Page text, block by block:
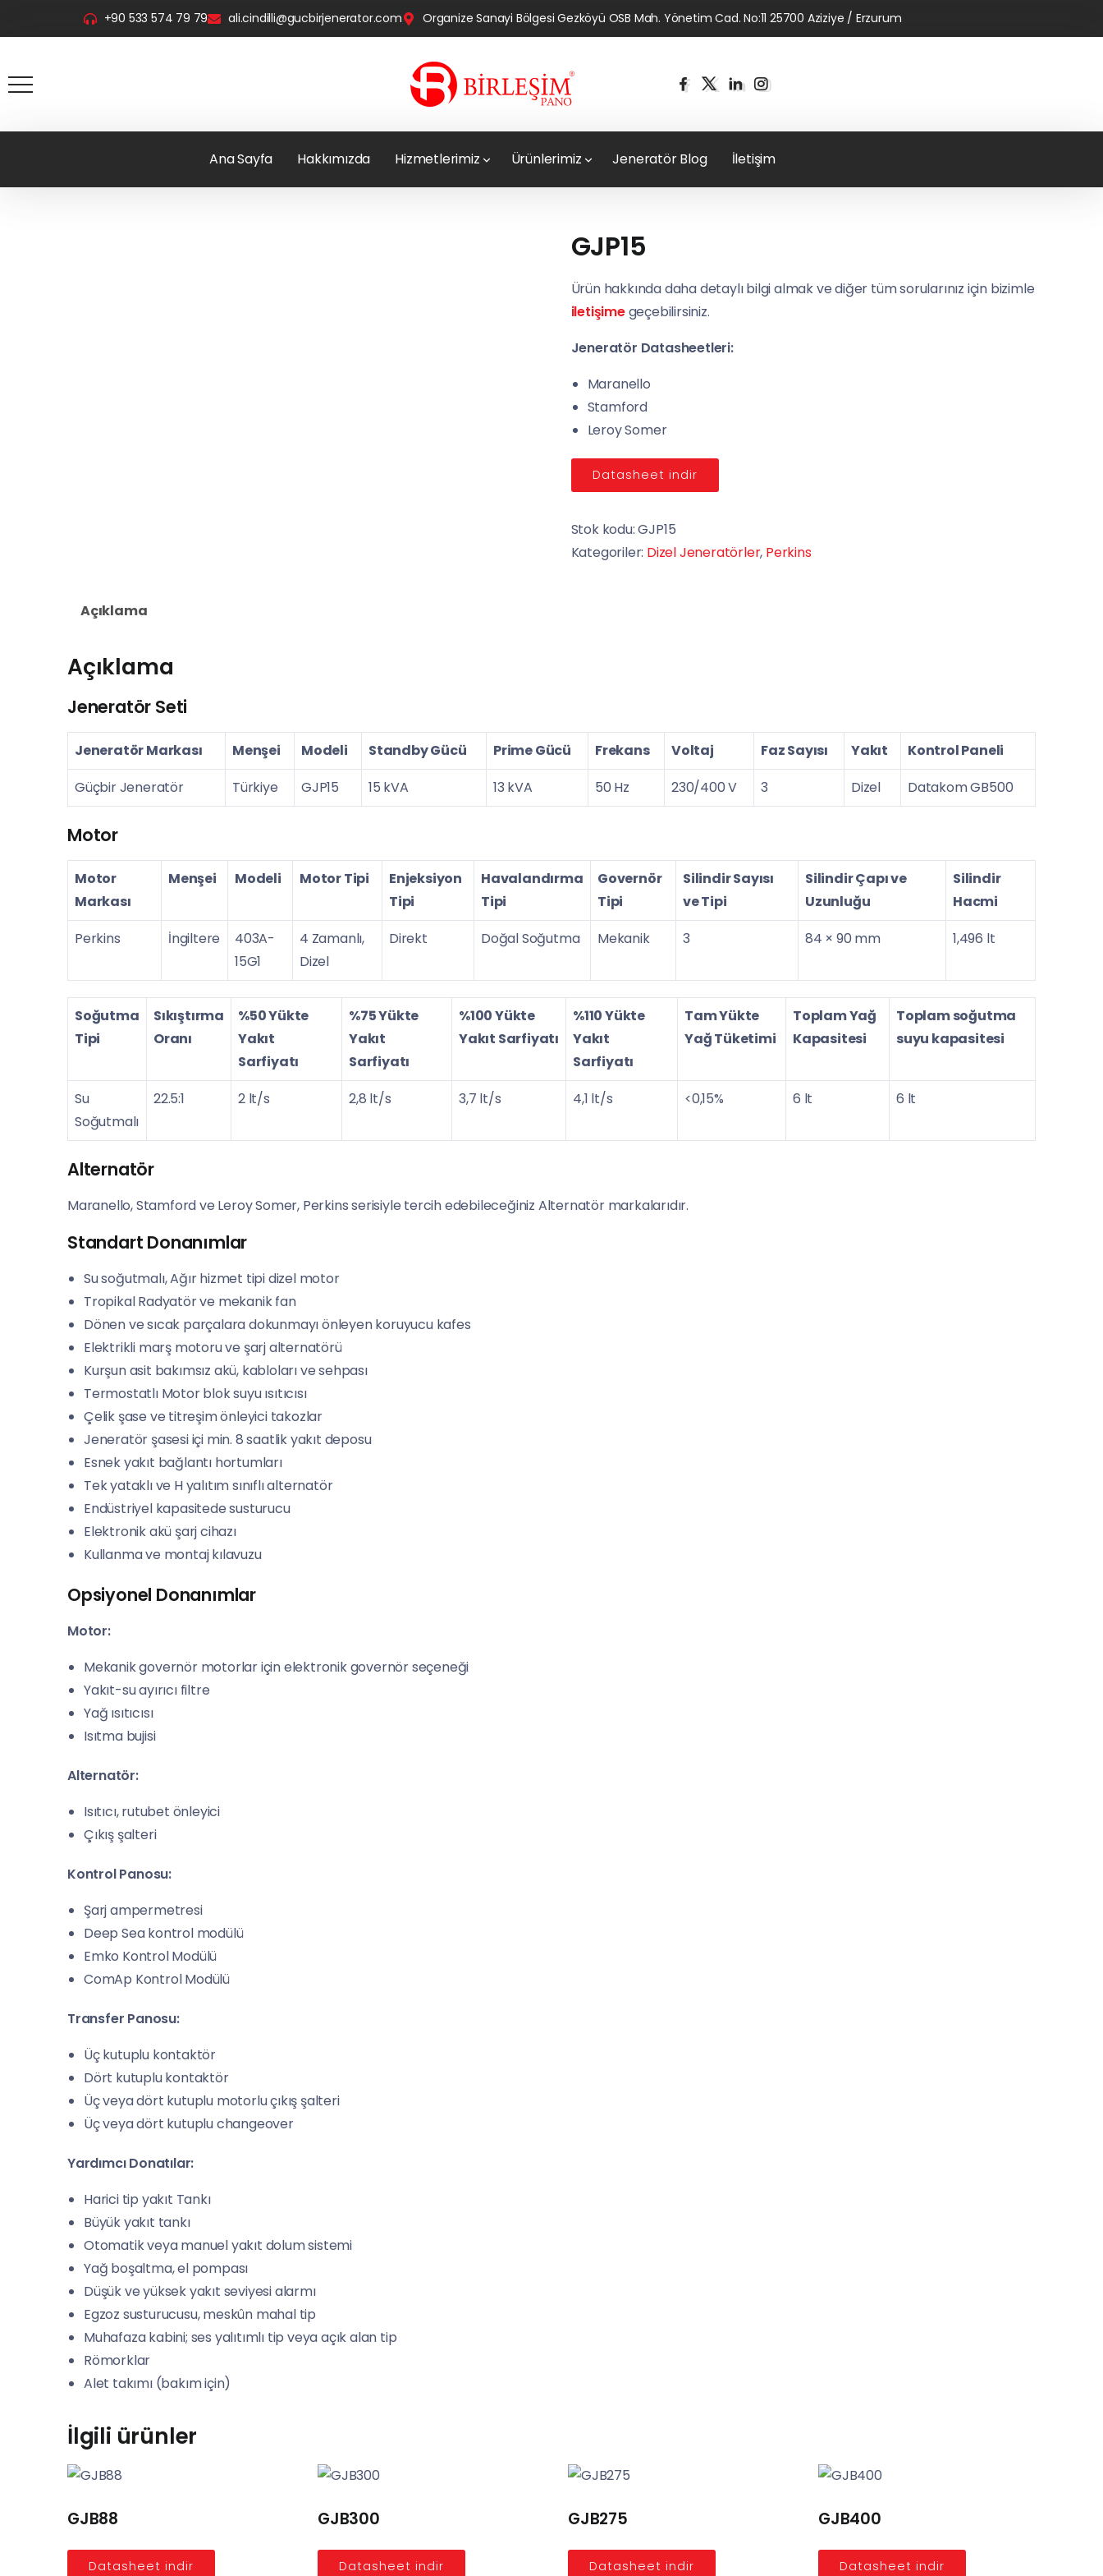
+90 533 574 79 79 ali.cindilli@gucbirjenerator.com Organize Sanayi Bölgesi Gezköyü OSB Mah. Yönetim Cad. No:11 25700 Aziziye / Erzurum
Ana Sayfa Hakkımızda Hizmetlerimiz Ürünlerimiz Jeneratör Blog İletişim
GJP15
Ürün hakkında daha detaylı bilgi almak ve diğer tüm sorularınız için bizimle
iletişimegeçebilirsiniz.
Jeneratör Datasheetleri:
Maranello
Stamford
Leroy Somer
Datasheet indir
Stok kodu:GJP15
Kategoriler: Dizel Jeneratörler, Perkins
Açıklama
Açıklama
Jeneratör Seti
Jeneratör Markası Menşei Modeli Standby Gücü Prime Gücü Frekans Voltaj Faz Sayısı Yakıt
Kontrol Paneli
Güçbir Jeneratör
Türkiye GJP15 15 kVA 13 kVA 50 Hz 230/400 V 3 Dizel Datakom GB500
Motor
Motor
Markası
Menşei Modeli Motor Tipi
Enjeksiyon
Tipi
Havalandırma
Tipi
Governör
Tipi
Silindir Sayısı
ve Tipi
Silindir Çapı ve
Uzunluğu
Silindir
Hacmi
Perkins
İngiltere
403A-
15G1
4 Zamanlı,
Dizel
Direkt Doğal Soğutma Mekanik 3 84 × 90 mm 1,496 lt
Soğutma
Tipi
Sıkıştırma
Oranı
%50 Yükte
Yakıt
Sarfiyatı
%75 Yükte
Yakıt
Sarfiyatı
%100 Yükte
Yakıt Sarfiyatı
%110 Yükte
Yakıt
Sarfiyatı
Tam Yükte
Yağ Tüketimi
Toplam Yağ
Kapasitesi
Toplam soğutma
suyu kapasitesi
Su
Soğutmalı
22.5:1 2 lt/s 2,8 lt/s 3,7 lt/s 4,1 lt/s <0,15% 6 lt 6 lt
Alternatör
Maranello, Stamford ve Leroy Somer, Perkins serisiyle tercih edebileceğiniz Alternatör markalarıdır.
Standart Donanımlar
Su soğutmalı, Ağır hizmet tipi dizel motor
Tropikal Radyatör ve mekanik fan
Dönen ve sıcak parçalara dokunmayı önleyen koruyucu kafes
Elektrikli marş motoru ve şarj alternatörü
Kurşun asit bakımsız akü, kabloları ve sehpası
Termostatlı Motor blok suyu ısıtıcısı
Çelik şase ve titreşim önleyici takozlar
Jeneratör şasesi içi min. 8 saatlik yakıt deposu
Esnek yakıt bağlantı hortumları
Tek yataklı ve H yalıtım sınıflı alternatör
Endüstriyel kapasitede susturucu
Elektronik akü şarj cihazı
Kullanma ve montaj kılavuzu
Opsiyonel Donanımlar
Motor:
Mekanik governör motorlar için elektronik governör seçeneği
Yakıt-su ayırıcı filtre
Yağ ısıtıcısı
Isıtma bujisi
Alternatör:
Isıtıcı, rutubet önleyici
Çıkış şalteri
Kontrol Panosu:
Şarj ampermetresi
Deep Sea kontrol modülü
Emko Kontrol Modülü
ComAp Kontrol Modülü
Transfer Panosu:
Üç kutuplu kontaktör
Dört kutuplu kontaktör
Üç veya dört kutuplu motorlu çıkış şalteri
Üç veya dört kutuplu changeover
Yardımcı Donatılar:
Harici tip yakıt Tankı
Büyük yakıt tankı
Otomatik veya manuel yakıt dolum sistemi
Yağ boşaltma, el pompası
Düşük ve yüksek yakıt seviyesi alarmı
Egzoz susturucusu, meskûn mahal tip
Muhafaza kabini; ses yalıtımlı tip veya açık alan tip
Römorklar
Alet takımı (bakım için)
İlgili ürünler
GJB88
Datasheet indir
GJB300
Datasheet indir
GJB275
Datasheet indir
GJB400
Datasheet indir